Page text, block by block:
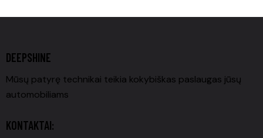
DEEPSHINE
Mūsų patyrę technikai teikia kokybiškas paslaugas jūsų
automobiliams
KONTAKTAI: